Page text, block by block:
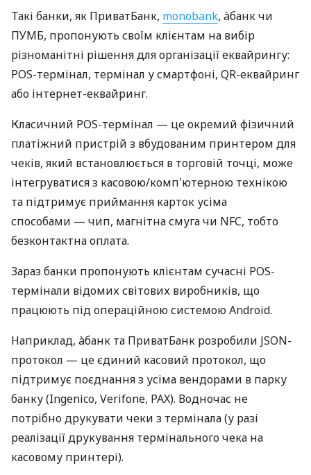
Такі банки, як ПриватБанк, monobank, àбанк чи
ПУМБ, пропонують своїм клієнтам на вибір
різноманітні рішення для організації еквайрингу:
POS-термінал, термінал у смартфоні, QR-еквайринг
або інтернет-еквайринг.
Класичний POS-термінал — це окремий фізичний
платіжний пристрій з вбудованим принтером для
чеків, який встановлюється в торговій точці, може
інтегруватися з касовою/комп'ютерною технікою
та підтримує приймання карток усіма
способами — чип, магнітна смуга чи NFC, тобто
безконтактна оплата.
Зараз банки пропонують клієнтам сучасні POS-
термінали відомих світових виробників, що
працюють під операційною системою Android.
Наприклад, àбанк та ПриватБанк розробили JSON-
протокол — це єдиний касовий протокол, що
підтримує поєднання з усіма вендорами в парку
банку (Ingenico, Verifone, PAX). Водночас не
потрібно друкувати чеки з термінала (у разі
реалізації друкування термінального чека на
касовому принтері).